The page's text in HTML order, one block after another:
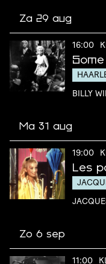
Za 29 aug
16:00
BILLY
Ma 31 aug
19:00
Les
Zo 6 sep
11:00